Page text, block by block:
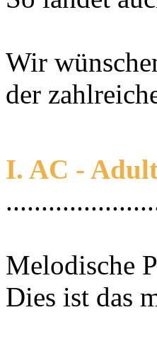
Wir
der
I. AC -
Melodische
Dies ist das